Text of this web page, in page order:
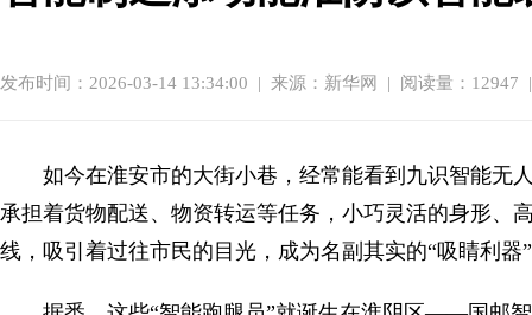
发布时间：2026-03-14 13:34:00 | 来源：新华网 | 阅读量：
如今在淮安市的大街小巷，经常能看到九识智能无
承担着货物配送、物资转运等任务，小巧灵活的身形、
线，吸引着过往市民的目光，成为名副其实的“吸睛利器